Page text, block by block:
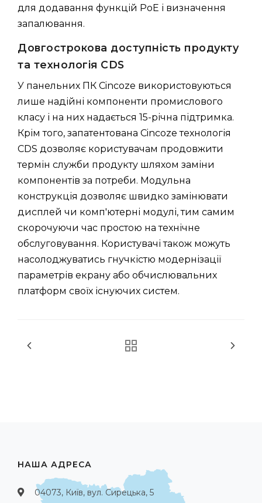
для додавання функцій PoE і визначення
запалювання.
Довгострокова доступність продукту
та технологія CDS
У панельних ПК Cincoze використовуються
лише надійні компоненти промислового
класу і на них надається 15-річна підтримка.
Крім того, запатентована Cincoze технологія
CDS дозволяє користувачам продовжити
термін служби продукту шляхом заміни
компонентів за потреби. Модульна
конструкція дозволяє швидко замінювати
дисплей чи комп'ютерні модулі, тим самим
скорочуючи час простою на технічне
обслуговування. Користувачі також можуть
насолоджуватись гнучкістю модернізації
параметрів екрану або обчислювальних
платформ своїх існуючих систем.
НАША АДРЕСА
04073, Київ, вул. Сирецька, 5